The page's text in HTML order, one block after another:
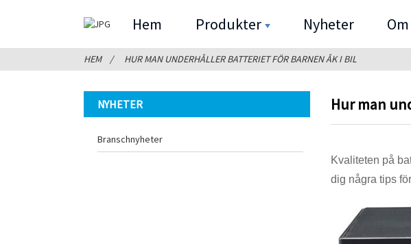
Hem Produkter Nyheter
HEM HUR MAN UNDERHÅLLER BATTERIET FÖR BARNEN ÅK I BIL
NYHETER
Branschnyheter
Hur man
Kvaliteten på
dig några tips